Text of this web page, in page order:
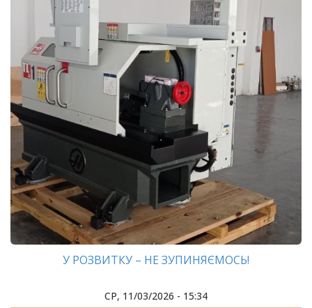
У РОЗВИТКУ – НЕ ЗУПИНЯЄМОСЬ!
СР, 11/03/2026 - 15:34